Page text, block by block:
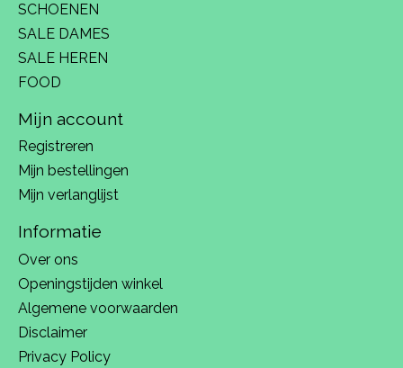
SCHOENEN
SALE DAMES
SALE HEREN
FOOD
Mijn account
Registreren
Mijn bestellingen
Mijn verlanglijst
Informatie
Over ons
Openingstijden winkel
Algemene voorwaarden
Disclaimer
Privacy Policy